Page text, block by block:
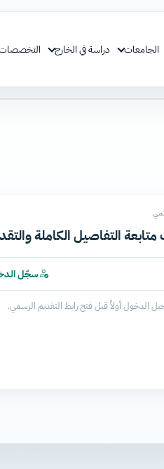
الجامعات دراسة في الخارج
التفاصيل الكاملة
سجّل
الدخول أولاً قبل فتح رابط التقديم الرسمي.